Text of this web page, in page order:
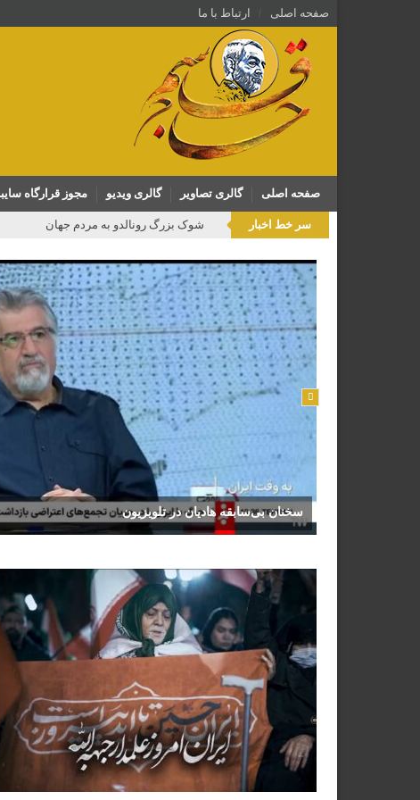
صفحه اصلی ارتباط با ما
صفحه اصلی گالری تصاویر گالری ویدیو مجوز قرارگاه
سر خط اخبار شوک بزرگ رونالدو به مردم جهان
سخنان بی‌سابقه هادیان در تلویزیون
30 / 06 / 26